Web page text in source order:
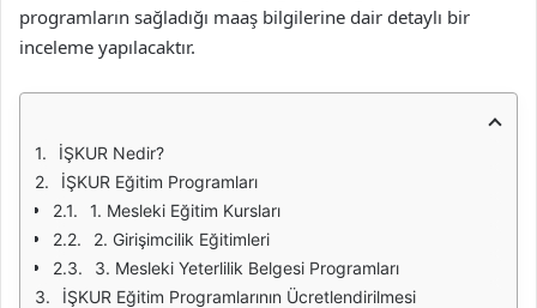
programların sağladığı maaş bilgilerine dair detaylı bir
inceleme yapılacaktır.
İŞKUR Nedir?
İŞKUR Eğitim Programları
1. Mesleki Eğitim Kursları
2. Girişimcilik Eğitimleri
3. Mesleki Yeterlilik Belgesi Programları
İŞKUR Eğitim Programlarının Ücretlendirilmesi